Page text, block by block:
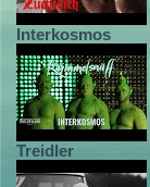
Interkosmos
Treidler